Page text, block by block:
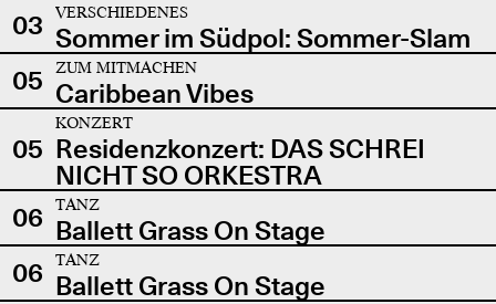
03
VERSCHIEDENES
Sommer im Südpol: Sommer-Slam
05
ZUM MITMACHEN
Caribbean Vibes
05
KONZERT
Residenzkonzert: DAS SCHREI
NICHT SO ORKESTRA
06
TANZ
Ballett Grass On Stage
06
TANZ
Ballett Grass On Stage